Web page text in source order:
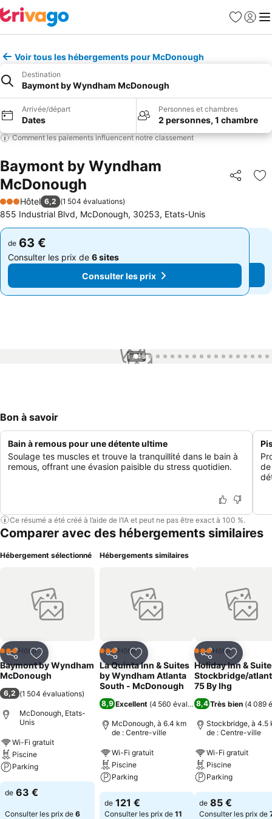
Favoris
Se
Voir tous les hébergements pour McDonough
Destination
Baymont by Wyndham McDonough
Arrivée/départ
Dates
Personnes et chambres
2 personnes, 1 chambre
Comment les paiements influencent notre classement
Baymont by Wyndham
McDonough
Partager
3 Étoiles
Hôtel 6,2 (1 504 évaluations)
855 Industrial Blvd, McDonough, 30253, Etats-Unis
de 63 €
Consulter les prix de 6 sites
Consulter les prix
de 63 €
Consulter les prix de 6 sites
Consulter les prix
1 / 45
Bon à savoir
Bain à remous pour une détente ultime
Soulage tes muscles et trouve la tranquillité dans le bain à
remous, offrant une évasion paisible du stress quotidien.
Ce résumé a été créé à l’aide de l’IA et peut ne pas être exact à 100 %.
Comparer avec des hébergements similaires
Hébergement sélectionné
PartagerAjouter à mes favoris
3 ÉtoilesHôtel
Baymont by Wyndham
McDonough
6,2 (1 504 évaluations)
McDonough, Etats-
Unis
Wi-Fi gratuit
Piscine
Parking
de 63 €
Consulter les prix de 6
Hébergements similaires
PartagerAjouter à mes favoris
3 ÉtoilesHôtel
La Quinta Inn & Suites
by Wyndham Atlanta
South - McDonough
8,9 Excellent (4 560 évaluations)
McDonough, à 6.4 km
de : Centre-ville
Wi-Fi gratuit
Piscine
Parking
de 121 €
Consulter les prix de 11
PartagerAjouter
3 ÉtoilesHôtel
Holiday Inn &
Stockbridge/
75 By Ihg
8,4 Très bien (4 089
Stockbridge, à 4.5
de : Centre-ville
Wi-Fi gratuit
Piscine
Parking
de 85 €
Consulter les prix de